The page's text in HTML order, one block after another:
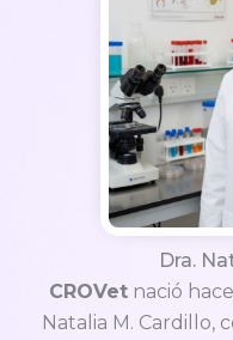
Dra.
CROVetnació
Natalia M. Cardillo,